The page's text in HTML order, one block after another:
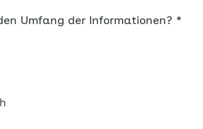
Umfang der Informationen? *